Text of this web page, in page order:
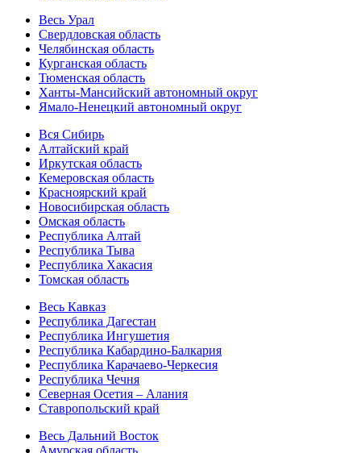
Весь Урал
Свердловская область
Челябинская область
Курганская область
Тюменская область
Ханты-Мансийский автономный округ
Ямало-Ненецкий автономный округ
Вся Сибирь
Алтайский край
Иркутская область
Кемеровская область
Красноярский край
Новосибирская область
Омская область
Республика Алтай
Республика Тыва
Республика Хакасия
Томская область
Весь Кавказ
Республика Дагестан
Республика Ингушетия
Республика Кабардино-Балкария
Республика Карачаево-Черкесия
Республика Чечня
Северная Осетия – Алания
Ставропольский край
Весь Дальний Восток
Амурская область